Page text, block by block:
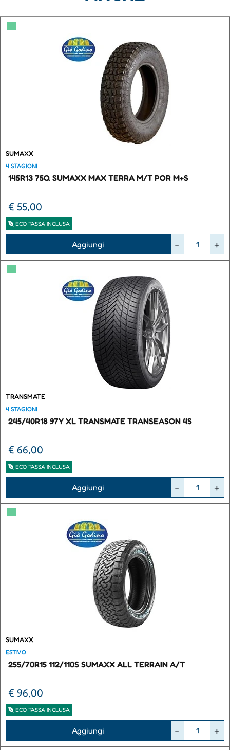
▀
SUMAXX
4 STAGIONI
145R13 75Q SUMAXX MAX TERRA M/T POR M+S
€ 55,00
ECO TASSA INCLUSA
Aggiungi
▀
TRANSMATE
4 STAGIONI
245/40R18 97Y XL TRANSMATE TRANSEASON 4S
€ 66,00
ECO TASSA INCLUSA
Aggiungi
▀
SUMAXX
ESTIVO
255/70R15 112/110S SUMAXX ALL TERRAIN A/T
€ 96,00
ECO TASSA INCLUSA
Aggiungi